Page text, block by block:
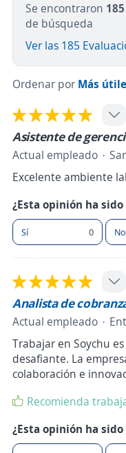
Se encontraron 185
de búsqueda
Ver las 185
Ordenar por Más
Asistente de
Actual empleado
Excelente ambiente
¿Esta opinión ha
Sí 0 No
Analista de
Actual empleado
Trabajar en Soychu
desafiante. La
colaboración e
Recomienda
¿Esta opinión ha